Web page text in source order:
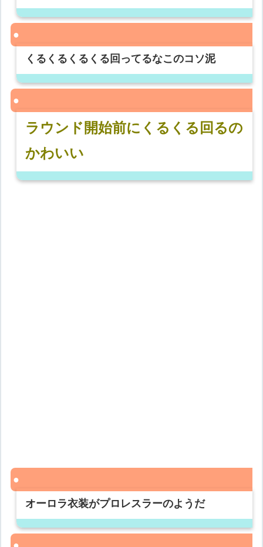
くるくるくるくる回ってるなこのコソ泥
ラウンド開始前にくるくる回るの
かわいい
オーロラ衣装がプロレスラーのようだ